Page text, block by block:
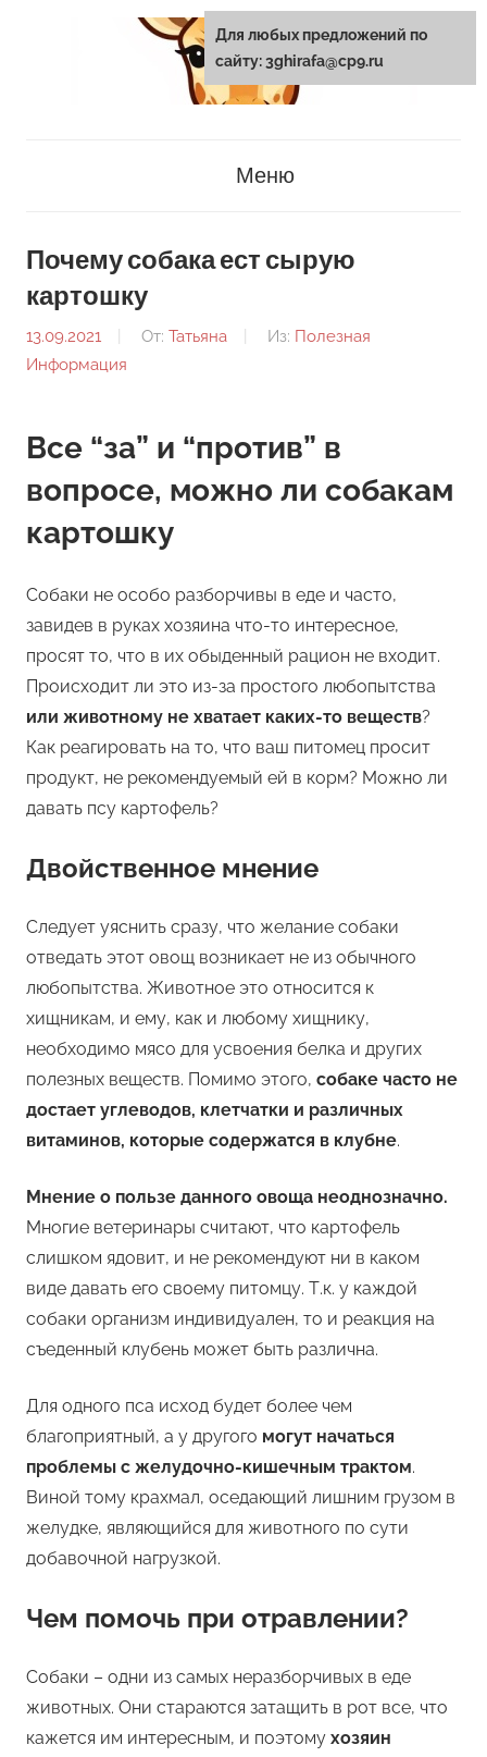
Меню
Почему собака ест сырую
картошку
13.09.2021 От: Татьяна Из: Полезная
Информация
Все “за” и “против” в
вопросе, можно ли собакам
картошку
Собаки не особо разборчивы в еде и часто,
завидев в руках хозяина что-то интересное,
просят то, что в их обыденный рацион не входит.
Происходит ли это из-за простого любопытства
или животному не хватает каких-то веществ?
Как реагировать на то, что ваш питомец просит
продукт, не рекомендуемый ей в корм? Можно ли
давать псу картофель?
Двойственное мнение
Следует уяснить сразу, что желание собаки
отведать этот овощ возникает не из обычного
любопытства. Животное это относится к
хищникам, и ему, как и любому хищнику,
необходимо мясо для усвоения белка и других
полезных веществ. Помимо этого, собаке часто не
достает углеводов, клетчатки и различных
витаминов, которые содержатся в клубне.
Мнение о пользе данного овоща неоднозначно.
Многие ветеринары считают, что картофель
слишком ядовит, и не рекомендуют ни в каком
виде давать его своему питомцу. Т.к. у каждой
собаки организм индивидуален, то и реакция на
съеденный клубень может быть различна.
Для одного пса исход будет более чем
благоприятный, а у другого могут начаться
проблемы с желудочно-кишечным трактом.
Виной тому крахмал, оседающий лишним грузом в
желудке, являющийся для животного по сути
добавочной нагрузкой.
Чем помочь при отравлении?
Собаки – одни из самых неразборчивых в еде
животных. Они стараются затащить в рот все, что
кажется им интересным, и поэтому хозяин
Для любых предложений по
сайту: 3ghirafa@cp9.ru